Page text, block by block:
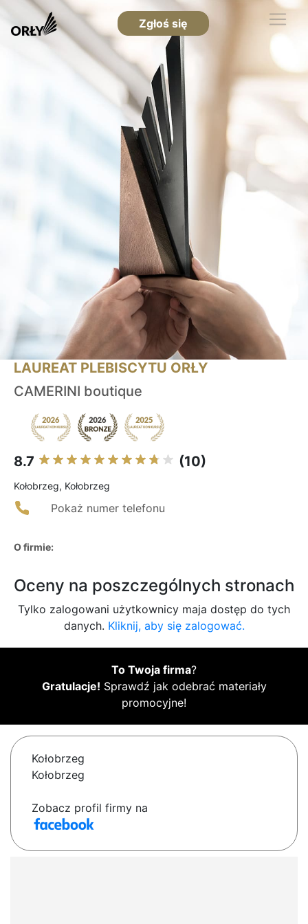
Zgłoś się
LAUREAT PLEBISCYTU ORŁY
CAMERINI boutique
8.7 (10)
Kołobrzeg, Kołobrzeg
Pokaż numer telefonu
O firmie:
Oceny na poszczególnych stronach
Tylko zalogowani użytkownicy maja dostęp do tych
danych. Kliknij, aby się zalogować.
To Twoja firma?
Gratulacje! Sprawdź jak odebrać materiały
promocyjne!
Kołobrzeg
Kołobrzeg
Zobacz profil firmy na